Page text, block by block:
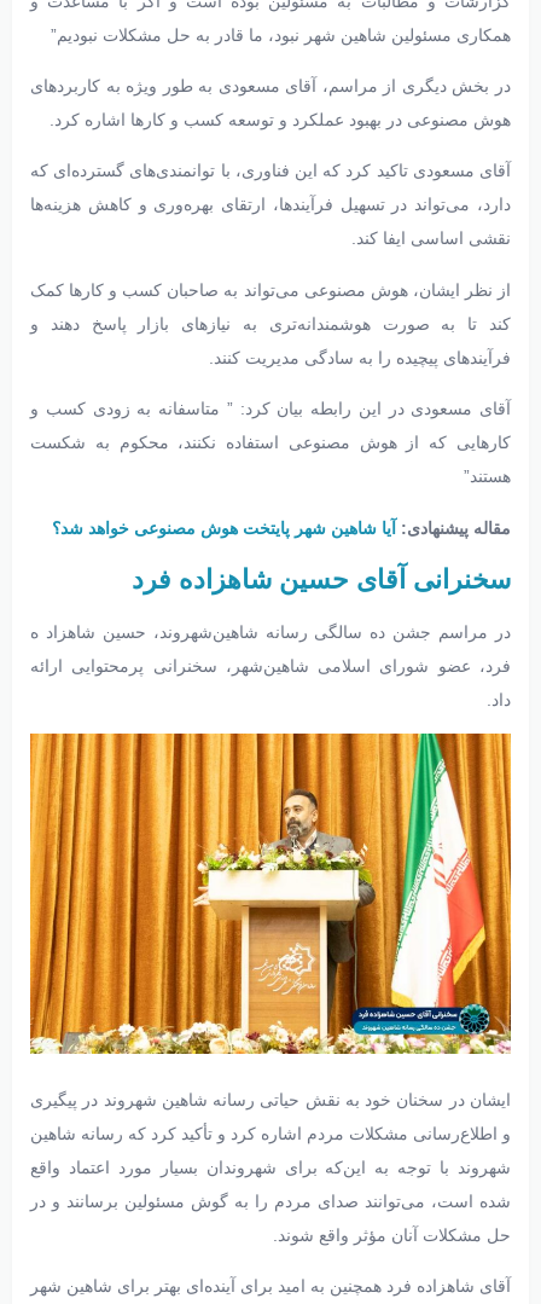
همکاری مسئولین شاهین شهر نبود، ما قادر به حل مشکلات نبودیم”
در بخش دیگری از مراسم، آقای مسعودی به طور ویژه به کاربردهای
هوش مصنوعی در بهبود عملکرد و توسعه کسب و کارها اشاره کرد.
آقای مسعودی تاکید کرد که این فناوری، با توانمندی‌های گسترده‌ای که
دارد، می‌تواند در تسهیل فرآیندها، ارتقای بهره‌وری و کاهش هزینه‌ها
نقشی اساسی ایفا کند.
از نظر ایشان، هوش مصنوعی می‌تواند به صاحبان کسب و کارها کمک
کند تا به صورت هوشمندانه‌تری به نیازهای بازار پاسخ دهند و
فرآیندهای پیچیده را به سادگی مدیریت کنند.
آقای مسعودی در این رابطه بیان کرد: ” متاسفانه به زودی کسب و
کارهایی که از هوش مصنوعی استفاده نکنند، محکوم به شکست
هستند”
مقاله پیشنهادی: آیا شاهین شهر پایتخت هوش مصنوعی خواهد شد؟
سخنرانی آقای حسین شاهزاده فرد
در مراسم جشن ده‌ سالگی رسانه شاهین‌شهروند، حسین شاهزاد ه‌
فرد، عضو شورای اسلامی شاهین‌شهر، سخنرانی پرمحتوایی ارائه
داد.
ایشان در سخنان خود به نقش حیاتی رسانه‌ شاهین شهروند در پیگیری
و اطلاع‌رسانی مشکلات مردم اشاره کرد و تأکید کرد که رسانه‌ شاهین
شهروند با توجه به این‌که برای شهروندان بسیار مورد اعتماد واقع
شده است، می‌توانند صدای مردم را به گوش مسئولین برسانند و در
حل مشکلات آنان مؤثر واقع شوند.
آقای شاهزاده‌ فرد همچنین به امید برای آینده‌ای بهتر برای شاهین شهر